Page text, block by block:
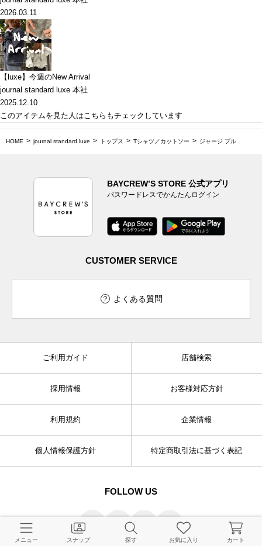
2026.03.11
【luxe】今週のNew Arrival
journal standard luxe 本社
2025.12.10
このアイテムを見た人はこちらもチェックしています
HOME journal standard luxe トップス Tシャツ／カットソー ジャージ プル
BAYCREW’S STORE 公式アプリ
パスワードレスでかんたんログイン
CUSTOMER SERVICE
よくある質問
ご利用ガイド 店舗検索
採用情報 お客様対応方針
利用規約 企業情報
個人情報保護方針 特定商取引法に基づく表記
FOLLOW US
メニュー スナップ 探す お気に入り カート